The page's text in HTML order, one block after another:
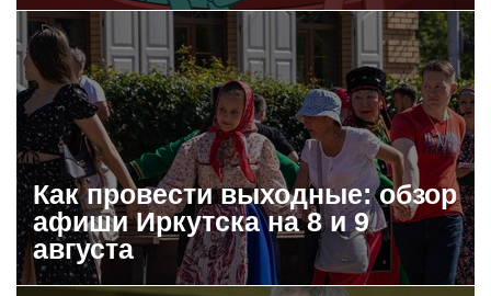
Как провести выходные: обзор
афиши Иркутска на 8 и 9
августа